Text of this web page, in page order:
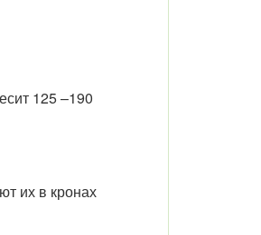
125 –190
их в кронах